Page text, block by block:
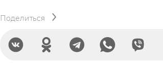
Поделиться